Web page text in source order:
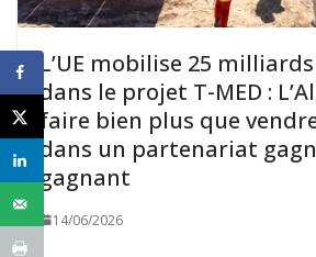
L’UE mobilise 25
dans le projet T-MED :
faire bien plus que
dans un partenariat
gagnant
14/06/2026